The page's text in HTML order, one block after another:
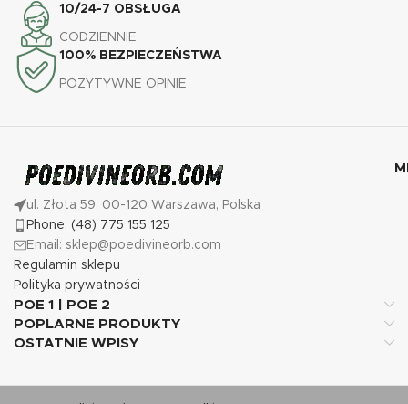
10/24-7 OBSŁUGA
CODZIENNIE
100% BEZPIECZEŃSTWA
POZYTYWNE OPINIE
ul. Złota 59, 00-120 Warszawa, Polska
Phone: (48) 775 155 125
Email: sklep@poedivineorb.com
Regulamin sklepu
Polityka prywatności
POE 1 | POE 2
POPLARNE PRODUKTY
OSTATNIE WPISY